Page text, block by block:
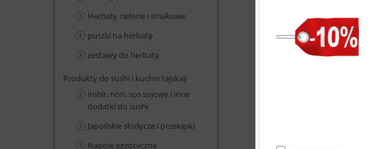
Herbaty zielone i smakowe
puszki na herbatę
zestawy do herbaty
Produkty do sushi i kuchni tajskiej
imbir, nori, sos sojowy i inne
dodatki do sushi
Japońskie słodycze i przekąski
Napoje egzotyczne